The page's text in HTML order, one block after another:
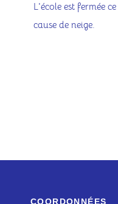
L'école est fermée
cause de neige.
COORDONNÉES